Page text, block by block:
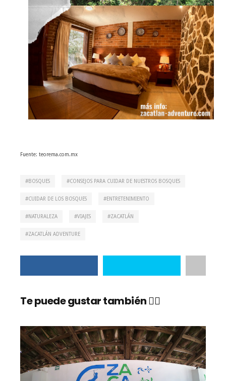
Fuente: teorema.com.mx
BOSQUES CONSEJOS PARA CUIDAR DE NUESTROS BOSQUES
CUIDAR DE LOS BOSQUES ENTRETENIMIENTO
NATURALEZA VIAJES ZACATLÁN
ZACATLÁN ADVENTURE
Te puede gustar también 👇🏼